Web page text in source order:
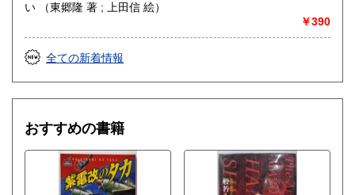
い （東郷隆 著 ; 上田信 絵）
￥390
全ての新着情報
おすすめの書籍